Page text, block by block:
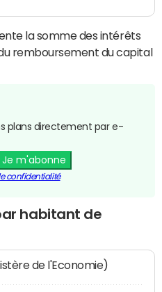
la somme des intérêts
remboursement du capital
plans directement par e-
Je m'abonne
confidentialité
habitant de
de l'Economie)